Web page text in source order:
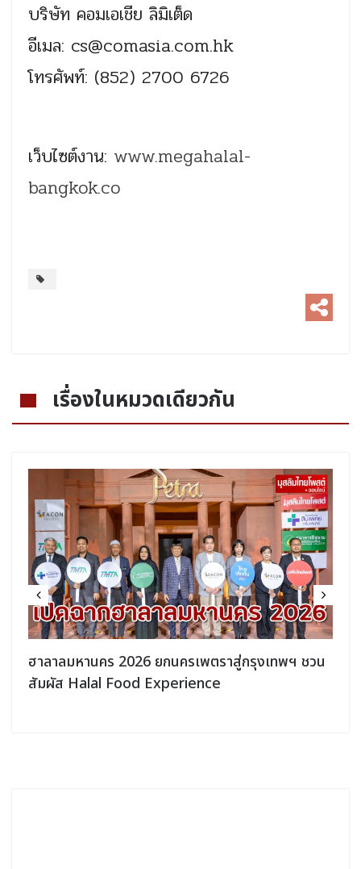
บริษัท คอมเอเชีย ลิมิเต็ด
อีเมล: cs@comasia.com.hk
โทรศัพท์: (852) 2700 6726
เว็บไซต์งาน: www.megahalal-
bangkok.co
เรื่องในหมวดเดียวกัน
ฮาลาลมหานคร 2026 ยกนครเพตราสู่กรุงเทพฯ ชวน
สัมผัส Halal Food Experience